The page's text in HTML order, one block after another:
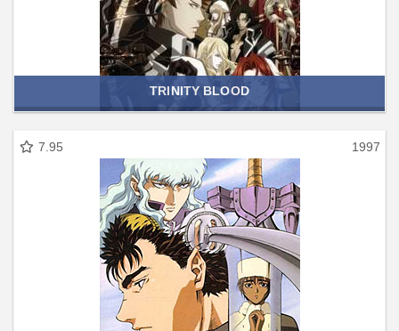
TRINITY BLOOD
7.95 1997